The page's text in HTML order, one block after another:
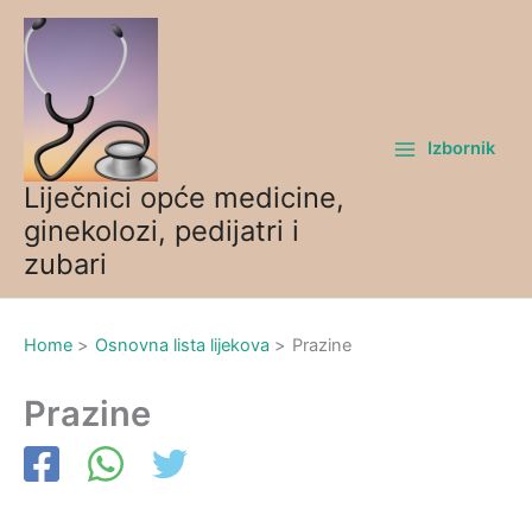
Skip
content
Liječnici opće medicine,
ginekolozi, pedijatri i
zubari
Izbornik
Home Osnovna lista lijekova Prazine
Prazine